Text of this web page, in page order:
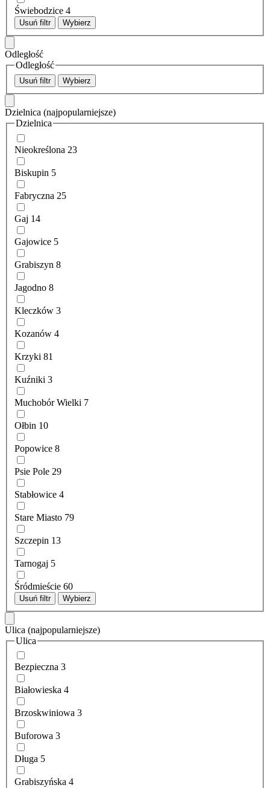
Świebodzice 4
Usuń filtr Wybierz
Odległość
Odległość
Usuń filtr Wybierz
Dzielnica (najpopularniejsze)
Dzielnica
Nieokreślona 23
Biskupin 5
Fabryczna 25
Gaj 14
Gajowice 5
Grabiszyn 8
Jagodno 8
Kleczków 3
Kozanów 4
Krzyki 81
Kuźniki 3
Muchobór Wielki 7
Ołbin 10
Popowice 8
Psie Pole 29
Stabłowice 4
Stare Miasto 79
Szczepin 13
Tarnogaj 5
Śródmieście 60
Usuń filtr Wybierz
Ulica (najpopularniejsze)
Ulica
Bezpieczna 3
Białowieska 4
Brzoskwiniowa 3
Buforowa 3
Długa 5
Grabiszyńska 4